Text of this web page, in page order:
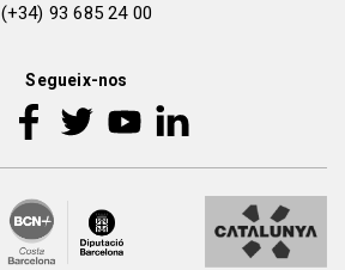
(+34) 93 685 24 00
Segueix-nos